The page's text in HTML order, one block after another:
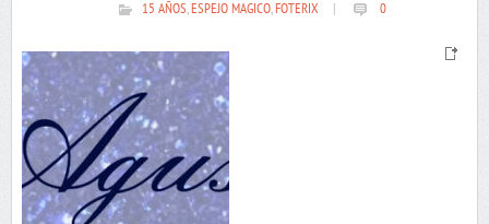
15 AÑOS,ESPEJO MAGICO,FOTERIX 0